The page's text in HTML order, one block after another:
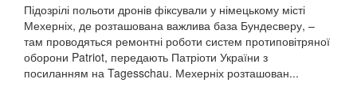
Підозрілі польоти дронів фіксували у німецькому місті
Мехерніх, де розташована важлива база Бундесверу, –
там проводяться ремонтні роботи систем протиповітряної
оборони Patriot, передають Патріоти України з
посиланням на Tagesschau. Мехерніх розташован...